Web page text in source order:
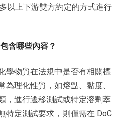
以上下游雙方約定的方式進行
含哪些內容？
學物質在法規中是否有相關標
理化性質，如熔點、黏度、
，進行遷移測試或特定溶劑萃
特定測試要求，則僅需在 DoC